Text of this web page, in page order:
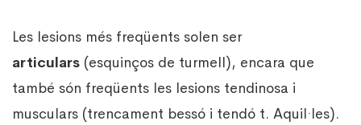
Les lesions més freqüents solen ser
articulars (esquinços de turmell), encara que
també són freqüents les lesions tendinosa i
musculars (trencament bessó i tendó t. Aquil·les).